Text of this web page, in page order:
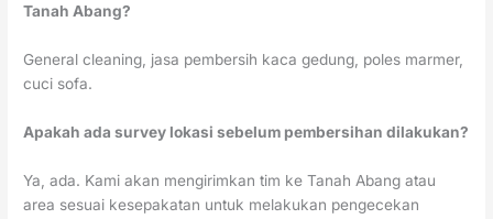
Tanah Abang?
General cleaning, jasa pembersih kaca gedung, poles marmer,
cuci sofa.
Apakah ada survey lokasi sebelum pembersihan dilakukan?
Ya, ada. Kami akan mengirimkan tim ke Tanah Abang atau
area sesuai kesepakatan untuk melakukan pengecekan